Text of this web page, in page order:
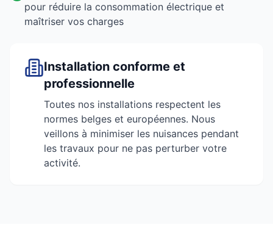
pour réduire la consommation électrique et
maîtriser vos charges
Installation conforme et
professionnelle
Toutes nos installations respectent les
normes belges et européennes. Nous
veillons à minimiser les nuisances pendant
les travaux pour ne pas perturber votre
activité.